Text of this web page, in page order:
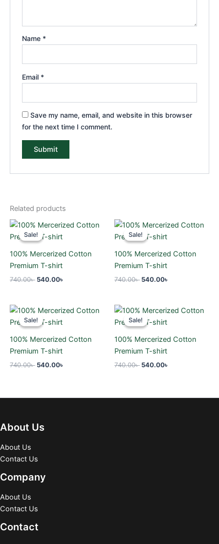
Name *
Email *
Save my name, email, and website in this browser
for the next time I comment.
Related products
Sale!
Sale!
100% Mercerized Cotton
Premium T-shirt
740.00৳
Original
price
was:
540.00৳
Current
Sale!
Sale!
100% Mercerized Cotton
Premium T-shirt
740.00৳
Original
price
was:
540.00৳
Current
Sale!
Sale!
100% Mercerized Cotton
Premium T-shirt
740.00৳
Original
price
was:
540.00৳
Current
Sale!
Sale!
100% Mercerized Cotton
Premium T-shirt
740.00৳
Original
price
was:
540.00৳
Current
About Us
About Us
Contact Us
Company
About Us
Contact Us
Contact